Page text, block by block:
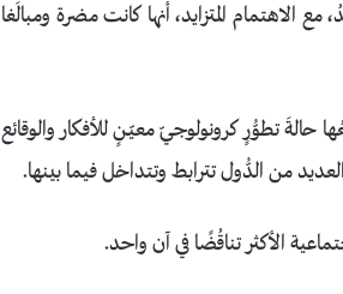
مع الاهتمام المتزايد، أنها كانت مضرة ومبالَغا
تطوُّرٍ كرونولوجيّ معيّـنٍ للأفكار والوقائع
من الدُّول تترابط وتتداخل فيما بينها.
الأكثر تناقُضًا في آن واحد.